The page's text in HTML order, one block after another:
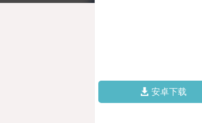
安卓下载